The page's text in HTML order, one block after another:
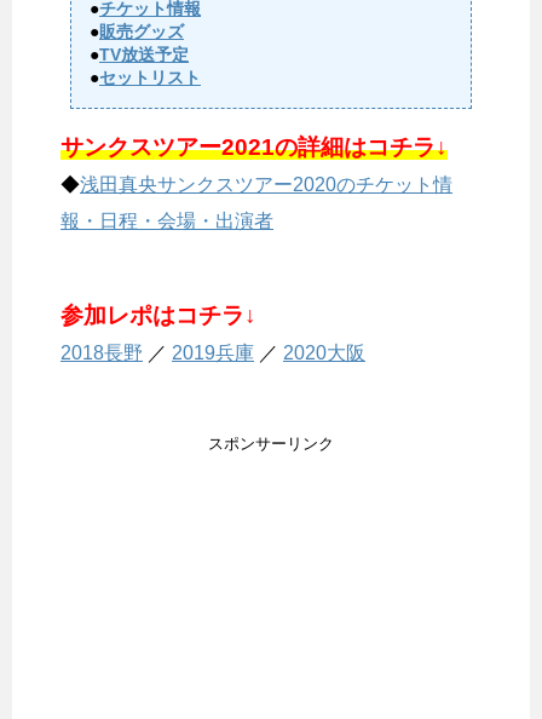
●チケット情報
●販売グッズ
●TV放送予定
●セットリスト
サンクスツアー2021の詳細はコチラ↓
◆浅田真央サンクスツアー2020のチケット情
報・日程・会場・出演者
参加レポはコチラ↓
2018長野 ／ 2019兵庫 ／ 2020大阪
スポンサーリンク